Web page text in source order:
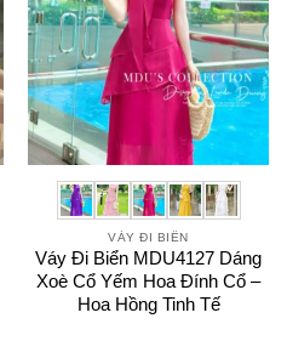
VÁY ĐI BIỂN
Váy Đi Biển MDU4127 Dáng
Xoè Cổ Yếm Hoa Đính Cổ –
Hoa Hồng Tinh Tế